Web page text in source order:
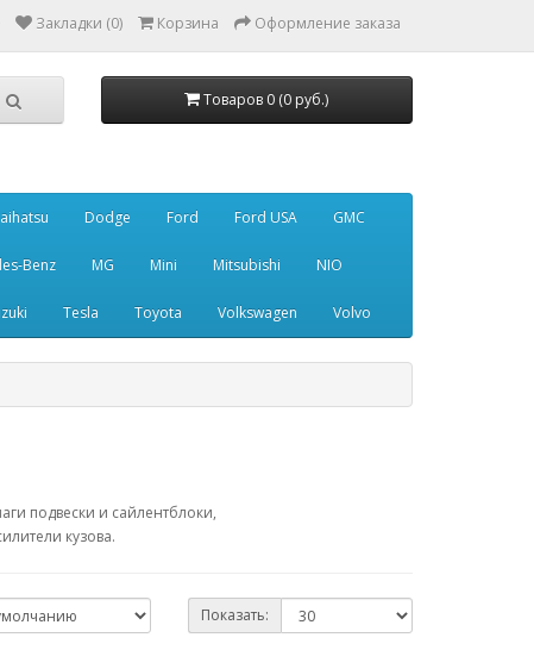
Закладки (0) Корзина Оформление заказа
Товаров 0 (0 руб.)
Dodge Ford Ford USA GMC
Benz MG Mini Mitsubishi NIO
Tesla Toyota Volkswagen Volvo
подвески и сайлентблоки,
кузова.
Показать: